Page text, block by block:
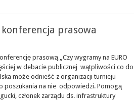
konferencja prasowa
prasową „Czy wygramy na EURO
w debacie publicznej wątpliwości co do
może odnieść z organizacji turnieju
poszukania na nie odpowiedzi. Pomogą
członek zarządu ds. infrastruktury